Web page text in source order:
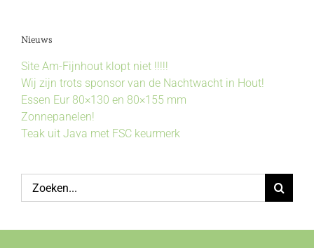
Nieuws
Site Am-Fijnhout klopt niet !!!!!
Wij zijn trots sponsor van de Nachtwacht in Hout!
Essen Eur 80×130 en 80×155 mm
Zonnepanelen!
Teak uit Java met FSC keurmerk
Zoeken
naar: